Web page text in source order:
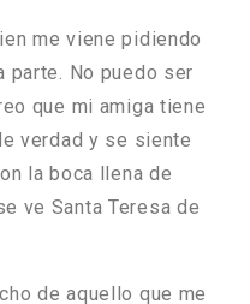
me viene pidiendo
parte. No puedo ser
que mi amiga tiene
verdad y se siente
la boca llena de
ve Santa Teresa de
de aquello que me